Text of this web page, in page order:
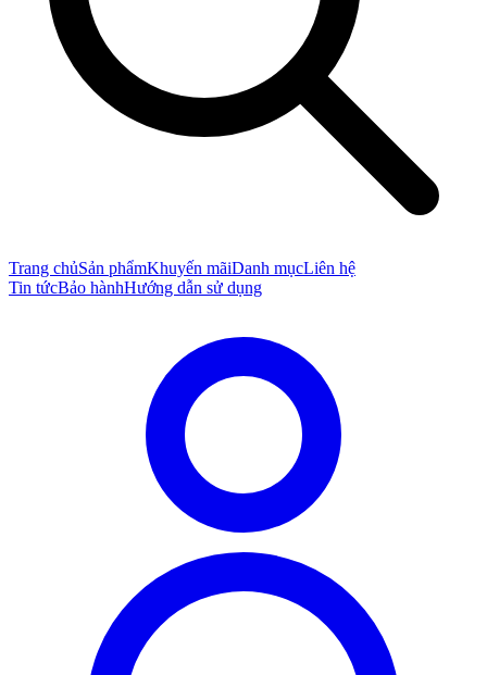
Trang chủSản phẩmKhuyến mãiDanh mụcLiên hệ
Tin tứcBảo hànhHướng dẫn sử dụng